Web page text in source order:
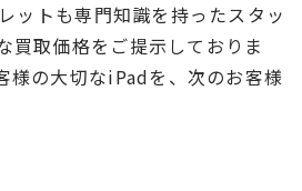
ットも専門知識を持ったスタッ
買取価格をご提示しておりま
様の大切なiPadを、次のお客様